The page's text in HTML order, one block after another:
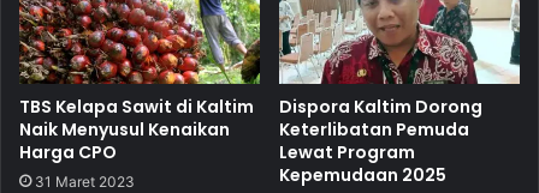
TBS Kelapa Sawit di Kaltim
Naik Menyusul Kenaikan
Harga CPO
31 Maret 2023
Dispora Kaltim Dorong
Keterlibatan Pemuda
Lewat Program
Kepemudaan 2025